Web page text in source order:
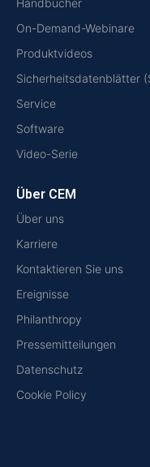
Handbücher
On-Demand-Webinare
Produktvideos
Sicherheitsdatenblätter
Service
Software
Video-Serie
Über CEM
Über uns
Karriere
Kontaktieren Sie uns
Ereignisse
Philanthropy
Pressemitteilungen
Datenschutz
Cookie Policy